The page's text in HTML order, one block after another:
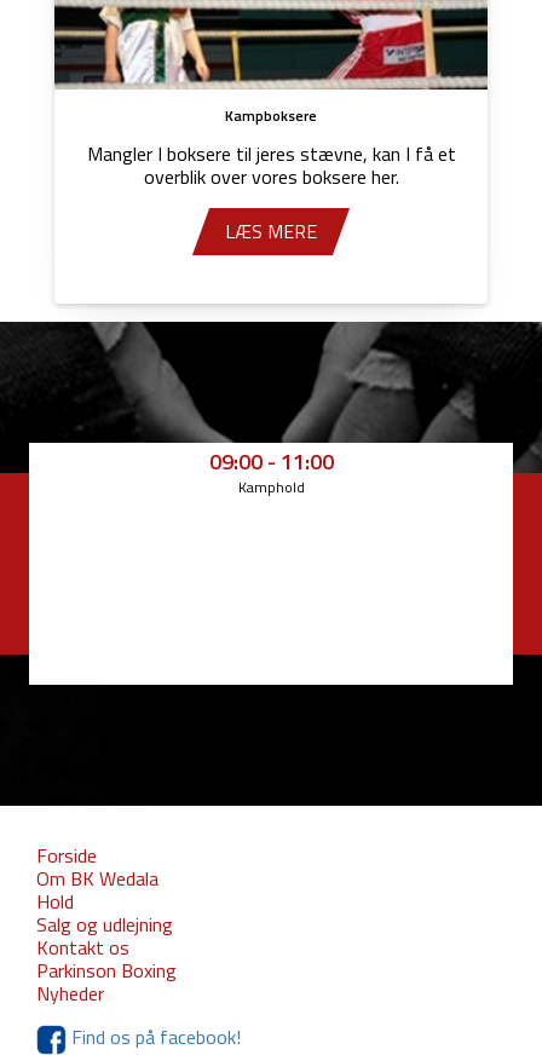
Kampboksere
Mangler I boksere til jeres stævne, kan I få et
overblik over vores boksere her.
LÆS MERE
09:00 - 11:00
Kamphold
Forside
Om BK Wedala
Hold
Salg og udlejning
Kontakt os
Parkinson Boxing
Nyheder
Find os på facebook!